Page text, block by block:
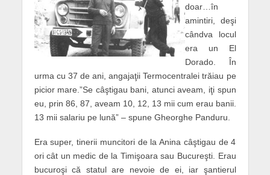
doar…în
amintiri, deşi
cândva locul
era un El
Dorado. În
urma cu 37 de ani, angajaţii Termocentralei trăiau pe
picior mare.”Se câştigau bani, atunci aveam, iţi spun
eu, prin 86, 87, aveam 10, 12, 13 mii cum erau banii.
13 mii salariu pe lună” – spune Gheorghe Panduru.
Era super, tinerii muncitori de la Anina câştigau de 4
ori cât un medic de la Timişoara sau Bucureşti. Erau
bucuroşi că statul are nevoie de ei, iar şantierul